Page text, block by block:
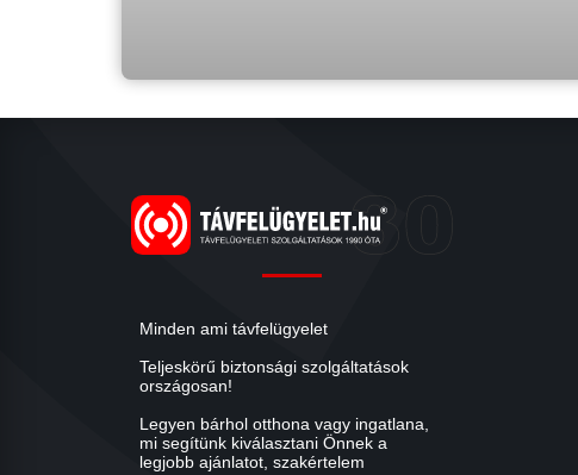
Minden ami távfelügyelet
Teljeskörű biztonsági szolgáltatások
országosan!
Legyen bárhol otthona vagy ingatlana,
mi segítünk kiválasztani Önnek a
legjobb ajánlatot, szakértelem